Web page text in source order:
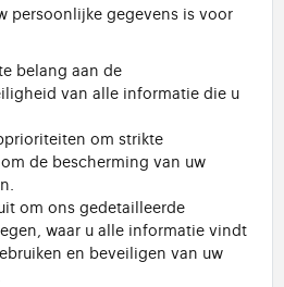
persoonlijke gegevens is voor
belang aan de
van alle informatie die u
om strikte
de bescherming van uw
om ons gedetailleerde
waar u alle informatie vindt
en beveiligen van uw